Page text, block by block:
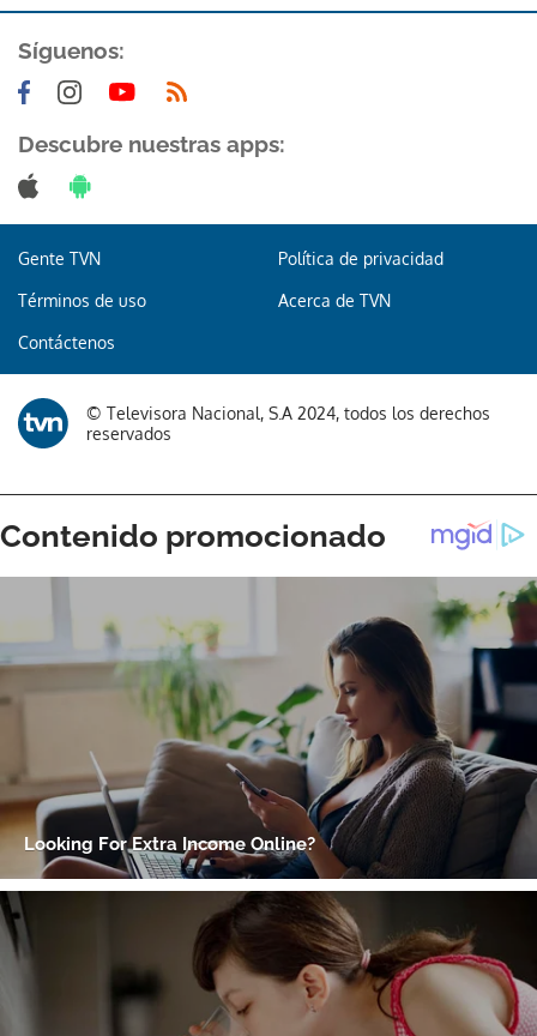
Síguenos:
Descubre nuestras apps:
Gente TVN Política de privacidad
Términos de uso Acerca de TVN
Contáctenos
© Televisora Nacional, S.A 2024, todos los derechos
reservados